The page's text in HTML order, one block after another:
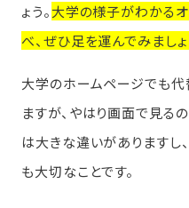
ょう。大学の様子がわかる
べ、ぜひ足を運んでみましょ
大学のホームページでも
ますが、やはり画面で見る
は大きな違いがありますし
も大切なことです。